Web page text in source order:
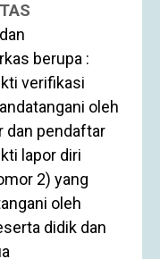
berupa :
verifikasi
oleh
dan pendaftar
lapor diri
2) yang
oleh
didik dan